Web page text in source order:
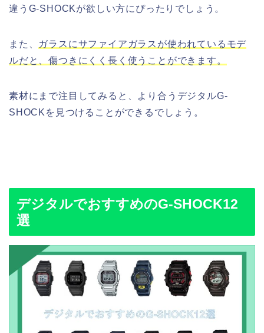
違うG-SHOCKが欲しい方にぴったりでしょう。
また、 ガラスにサファイアガラスが使われているモデ
ルだと、傷つきにくく長く使うことができます。
素材にまで注目してみると、より合うデジタルG-
SHOCKを見つけることができるでしょう。
デジタルでおすすめのG-SHOCK12
選